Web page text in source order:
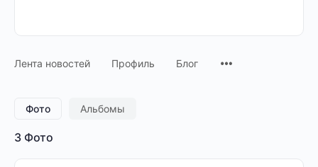
Лента новостей Профиль Блог
Фото Альбомы
3 Фото